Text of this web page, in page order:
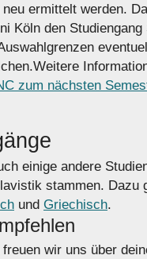
ermittelt werden.
Köln den
zum nächsten
einige andere
stammen. Dazu
und Griechisch.
wir uns über